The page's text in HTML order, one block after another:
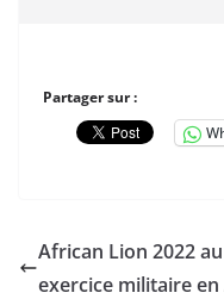
Partager sur :
African Lion 2022
exercice militaire